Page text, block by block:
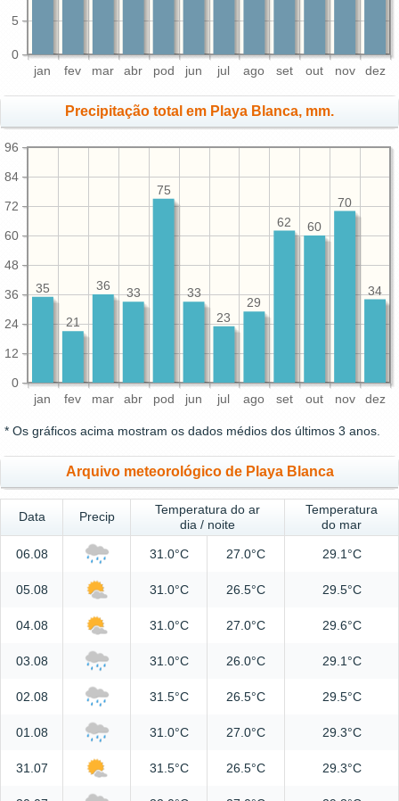
jan fev mar abr pod jun jul ago set out nov dez
0
5
Precipitação total em Playa Blanca, mm.
jan fev mar abr pod jun jul ago set out nov dez
0
12
24
36
48
60
72
84
96
34
70
60
62
29
23
33
75
33
36
21
35
* Os gráficos acima mostram os dados médios dos últimos 3 anos.
Arquivo meteorológico de Playa Blanca
Data Precip
Temperatura do ar
dia / noite
Temperatura
do mar
06.08 31.0°C 27.0°C 29.1°C
05.08 31.0°C 26.5°C 29.5°C
04.08 31.0°C 27.0°C 29.6°C
03.08 31.0°C 26.0°C 29.1°C
02.08 31.5°C 26.5°C 29.5°C
01.08 31.0°C 27.0°C 29.3°C
31.07 31.5°C 26.5°C 29.3°C